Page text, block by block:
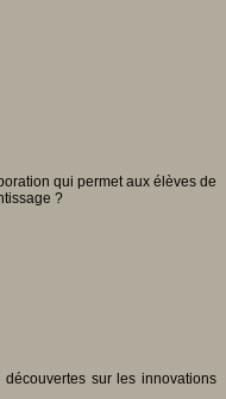
qui permet aux élèves de
?
sur les innovations